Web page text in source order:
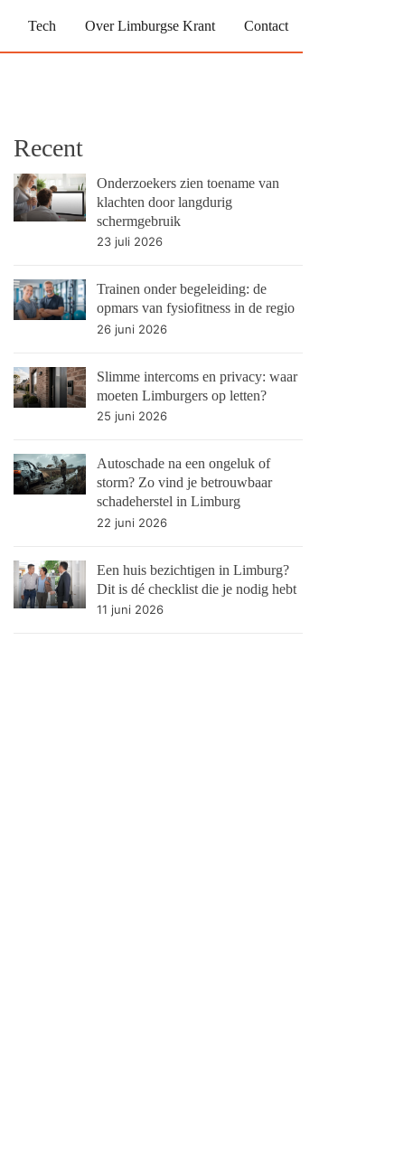
Tech Over Limburgse Krant Contact
Recent
Onderzoekers zien toename van
klachten door langdurig
schermgebruik
23 juli 2026
Trainen onder begeleiding: de
opmars van fysiofitness in de regio
26 juni 2026
Slimme intercoms en privacy: waar
moeten Limburgers op letten?
25 juni 2026
Autoschade na een ongeluk of
storm? Zo vind je betrouwbaar
schadeherstel in Limburg
22 juni 2026
Een huis bezichtigen in Limburg?
Dit is dé checklist die je nodig hebt
11 juni 2026